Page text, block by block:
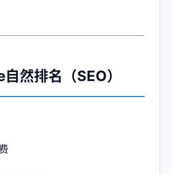
然排名（SEO）